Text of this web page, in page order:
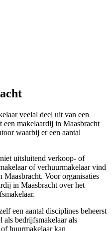
veelal deel uit van een
een makelaardij in Maasbracht
waarbij er een aantal
uitsluitend verkoop- of
of verhuurmakelaar vind
Voor organisaties
in Maasbracht over het
een aantal disciplines beheerst
als bedrijfsmakelaar als
huurmakelaar kan